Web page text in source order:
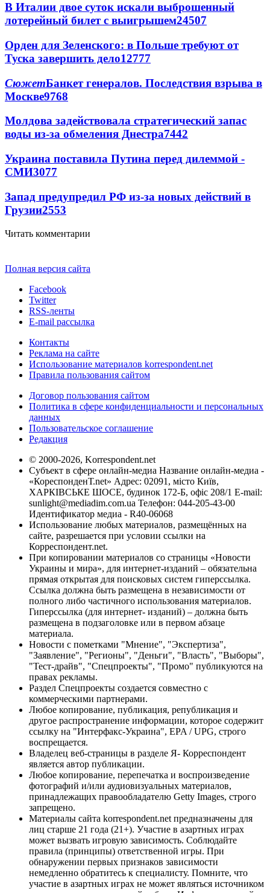
В Италии двое суток искали выброшенный
лотерейный билет с выигрышем24507
Орден для Зеленского: в Польше требуют от
Туска завершить дело12777
СюжетБанкет генералов. Последствия взрыва в
Москве9768
Молдова задействовала стратегический запас
воды из-за обмеления Днестра7442
Украина поставила Путина перед дилеммой -
СМИ3077
Запад предупредил РФ из-за новых действий в
Грузии2553
Читать комментарии
Полная версия сайта
Facebook
Twitter
RSS-ленты
E-mail рассылка
Контакты
Реклама на сайте
Использование материалов korrespondent.net
Правила пользования сайтом
Договор пользования сайтом
Политика в сфере конфиденциальности и персональных
данных
Пользовательское соглашение
Редакция
© 2000-2026, Korrespondent.net
Субъект в сфере онлайн-медиа Название онлайн-медиа -
«КореспонденТ.net» Адрес: 02091, місто Київ,
ХАРКІВСЬКЕ ШОСЕ, будинок 172-Б, офіс 208/1 E-mail:
sunlight@mediadim.com.ua Телефон: 044-205-43-00
Идентификатор медиа - R40-06068
Использование любых материалов, размещённых на
сайте, разрешается при условии ссылки на
Корреспондент.net.
При копировании материалов со страницы «Новости
Украины и мира», для интернет-изданий – обязательна
прямая открытая для поисковых систем гиперссылка.
Ссылка должна быть размещена в независимости от
полного либо частичного использования материалов.
Гиперссылка (для интернет- изданий) – должна быть
размещена в подзаголовке или в первом абзаце
материала.
Новости с пометками "Мнение", "Экспертиза",
"Заявление", "Регионы", "Деньги", "Власть", "Выборы",
"Тест-драйв", "Спецпроекты", "Промо" публикуются на
правах рекламы.
Раздел Спецпроекты создается совместно с
коммерческими партнерами.
Любое копирование, публикация, републикация и
другое распространение информации, которое содержит
ссылку на "Интерфакс-Украина", EPA / UPG, строго
воспрещается.
Владелец веб-страницы в разделе Я- Корреспондент
является автор публикации.
Любое копирование, перепечатка и воспроизведение
фотографий и/или аудиовизуальных материалов,
принадлежащих правообладателю Getty Images, строго
запрещено.
Материалы сайта korrespondent.net предназначены для
лиц старше 21 года (21+). Участие в азартных играх
может вызвать игровую зависимость. Соблюдайте
правила (принципы) ответственной игры. При
обнаружении первых признаков зависимости
немедленно обратитесь к специалисту. Помните, что
участие в азартных играх не может являться источником